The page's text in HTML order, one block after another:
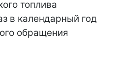
топлива
в календарный год
обращения